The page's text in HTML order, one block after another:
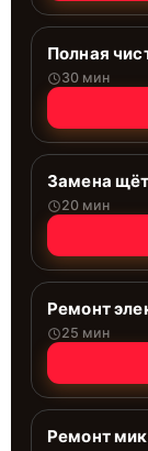
Полная
30 мин
Замена
20 мин
Ремонт
25 мин
Ремонт